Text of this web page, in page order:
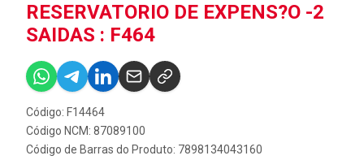
RESERVATORIO DE EXPENS?O -2
SAIDAS : F464
Código: F14464
Código NCM: 87089100
Código de Barras do Produto: 7898134043160